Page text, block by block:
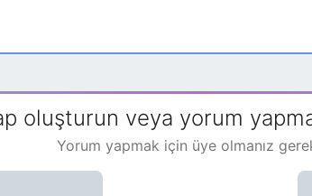
oluşturun veya yorum
Yorum yapmak için üye olmanız